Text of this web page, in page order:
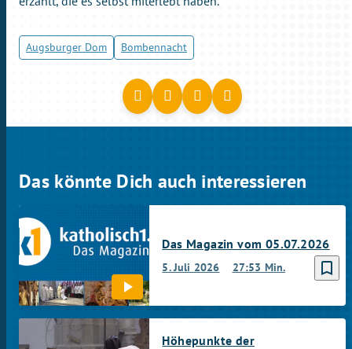
Augsburger Dom Bombennacht
Das könnte Dich auch interessieren
bookmark_border
5. Juli 2026 27:53 Min.
Das Magazin vom 05.07.2026
Höhepunkte der